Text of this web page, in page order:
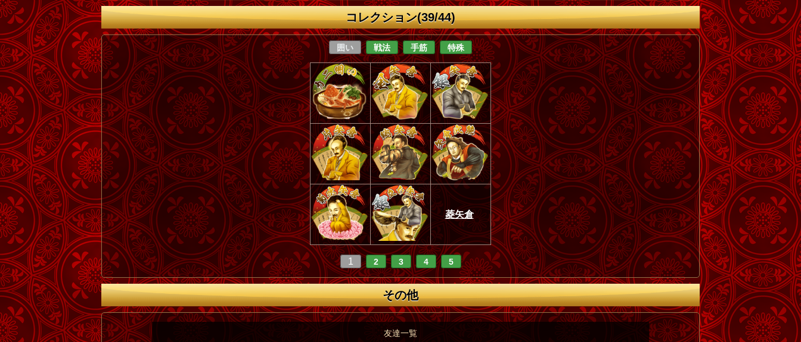
コレクション(39/44)
囲い 戦法 手筋 特殊
菱矢倉
1 2 3 4 5
その他
友達一覧